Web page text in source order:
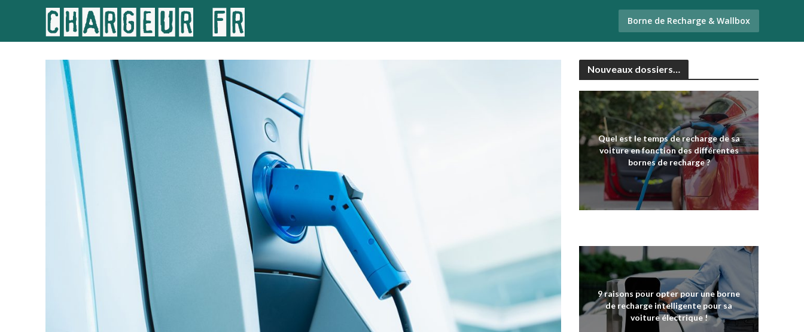
Borne de Recharge & Wallbox
Nouveaux dossiers…
Quel est le temps de recharge de sa
voiture en fonction des différentes
bornes de recharge ?
9 raisons pour opter pour une borne
de recharge intelligente pour sa
voiture électrique !